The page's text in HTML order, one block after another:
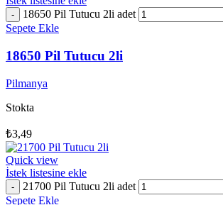
18650 Pil Tutucu 2li adet
Sepete Ekle
18650 Pil Tutucu 2li
Pilmanya
Stokta
₺3,49
Quick view
İstek listesine ekle
21700 Pil Tutucu 2li adet
Sepete Ekle